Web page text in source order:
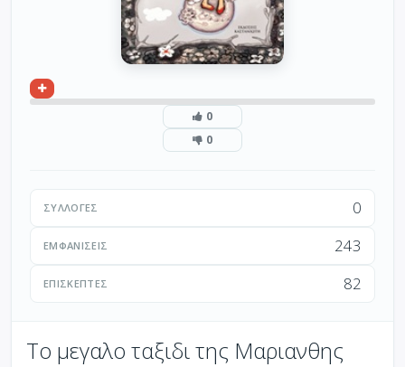
0
0
ΣΥΛΛΟΓΈΣ 0
ΕΜΦΑΝΊΣΕΙΣ 243
ΕΠΙΣΚΈΠΤΕΣ 82
Το μεγαλο ταξιδι της Μαριανθης